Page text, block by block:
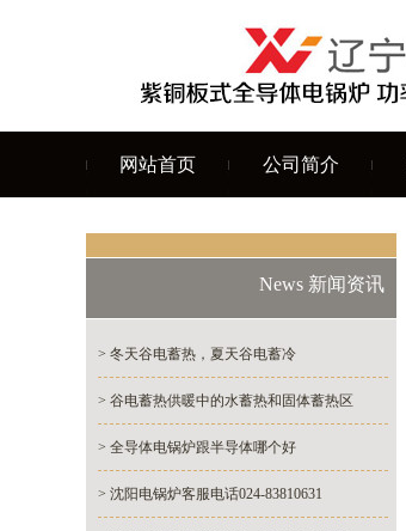
网站首页 公司简介
News 新闻资讯
> 冬天谷电蓄热，夏天谷电蓄冷
> 谷电蓄热供暖中的水蓄热和固体蓄热区
> 全导体电锅炉跟半导体哪个好
> 沈阳电锅炉客服电话024-83810631